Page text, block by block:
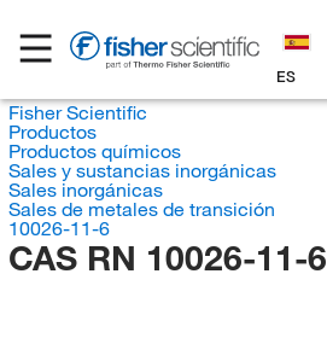
ES
Fisher Scientific
Productos
Productos químicos
Sales y sustancias inorgánicas
Sales inorgánicas
Sales de metales de transición
10026-11-6
CAS RN 10026-11-6